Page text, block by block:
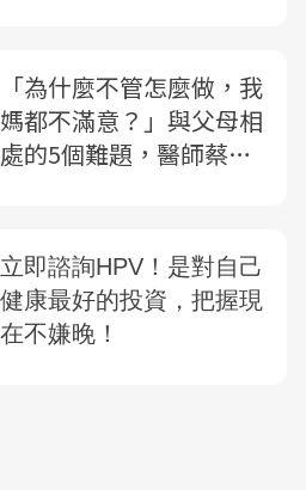
「為什麼不管怎麼做，我
媽都不滿意？」與父母相
處的5個難題，醫師蔡佳
愛....